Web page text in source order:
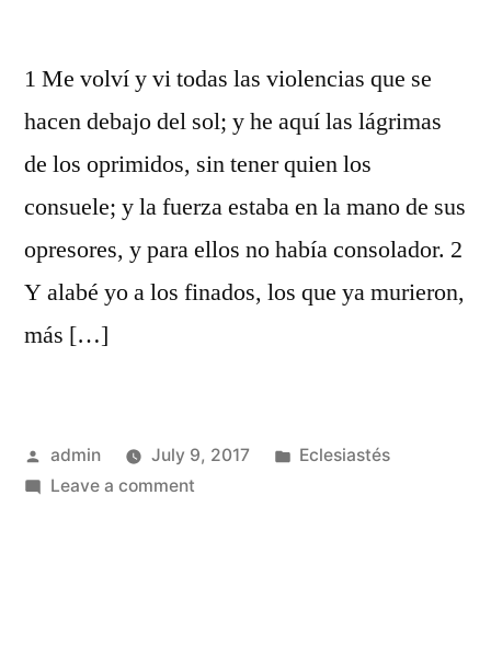
1 Me volví y vi todas las violencias que se
hacen debajo del sol; y he aquí las lágrimas
de los oprimidos, sin tener quien los
consuele; y la fuerza estaba en la mano de sus
opresores, y para ellos no había consolador. 2
Y alabé yo a los finados, los que ya murieron,
más […]
Posted
by
admin July 9, 2017
Posted
Eclesiastés
Leave a commenton